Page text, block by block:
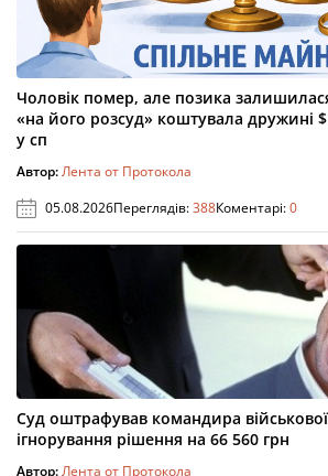
Чоловік помер, але позика
«на його розсуд» коштувала дружині
у сп
Автор:Лента от Протокола
05.08.2026Переглядів:388Коментарі:0
Суд оштрафував командира
ігнорування рішення на 66 560 грн
Автор:Лента от Протокола